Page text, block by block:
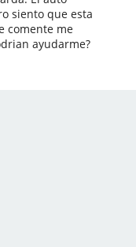
siento que esta
comente me
ayudarme?